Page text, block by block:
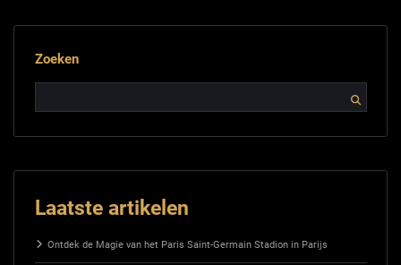
Zoeken
Laatste artikelen
Ontdek de Magie van het Paris Saint-Germain Stadion in Parijs